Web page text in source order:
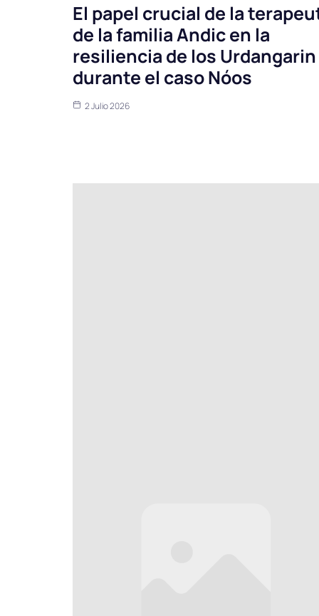
El papel crucial de la
de la familia Andic en la
resiliencia de los Urdangarin
durante el caso Nóos
2 Julio 2026